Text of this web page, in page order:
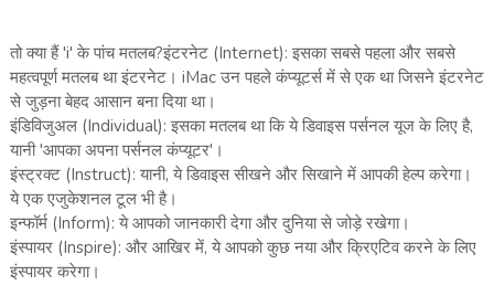
तो क्या हैं 'i' के पांच मतलब?इंटरनेट (Internet): इसका सबसे पहला और सबसे
महत्वपूर्ण मतलब था इंटरनेट। iMac उन पहले कंप्यूटर्स में से एक था जिसने इंटरनेट
से जुड़ना बेहद आसान बना दिया था।
इंडिविजुअल (Individual): इसका मतलब था कि ये डिवाइस पर्सनल यूज के लिए है,
यानी 'आपका अपना पर्सनल कंप्यूटर'।
इंस्ट्रक्ट (Instruct): यानी, ये डिवाइस सीखने और सिखाने में आपकी हेल्प करेगा।
ये एक एजुकेशनल टूल भी है।
इन्फॉर्म (Inform): ये आपको जानकारी देगा और दुनिया से जोड़े रखेगा।
इंस्पायर (Inspire): और आखिर में, ये आपको कुछ नया और क्रिएटिव करने के लिए
इंस्पायर करेगा।